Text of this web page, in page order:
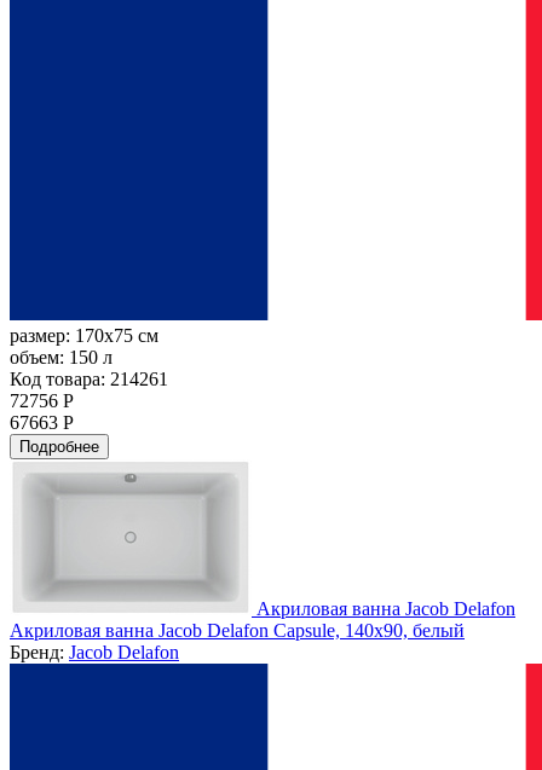
размер: 170x75 см
объем: 150 л
Код товара: 214261
72756 Р
67663 Р
Подробнее
Акриловая ванна Jacob Delafon
Акриловая ванна Jacob Delafon Capsule, 140x90, белый
Бренд: Jacob Delafon